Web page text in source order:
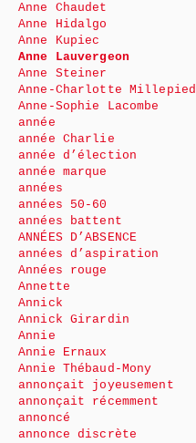
Anne Chaudet
Anne Hidalgo
Anne Kupiec
Anne Lauvergeon
Anne Steiner
Anne-Charlotte Millepied
Anne-Sophie Lacombe
année
année Charlie
année d’élection
année marque
années
années 50-60
années battent
ANNÉES D’ABSENCE
années d’aspiration
Années rouge
Annette
Annick
Annick Girardin
Annie
Annie Ernaux
Annie Thébaud-Mony
annonçait joyeusement
annonçait récemment
annoncé
annonce discrète